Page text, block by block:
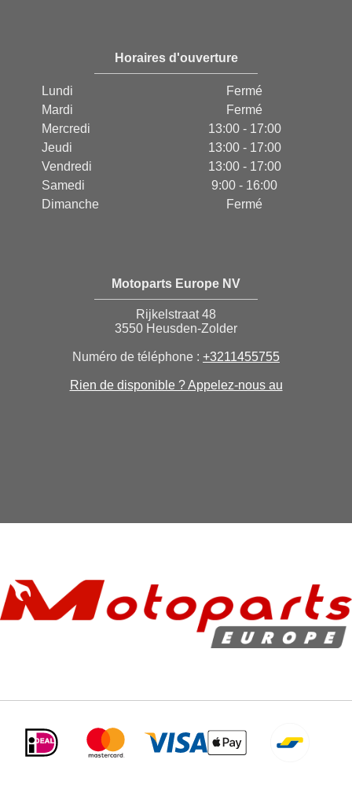
Horaires d'ouverture
Lundi
Fermé
Mardi
Fermé
Mercredi
13:00 - 17:00
Jeudi
13:00 - 17:00
Vendredi
13:00 - 17:00
Samedi
9:00 - 16:00
Dimanche
Fermé
Motoparts Europe NV
Rijkelstraat 48
3550 Heusden-Zolder
Numéro de téléphone : +3211455755
Rien de disponible ? Appelez-nous au